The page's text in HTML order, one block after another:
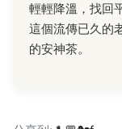
輕輕降溫，找回
這個流傳已久的
的安神茶。